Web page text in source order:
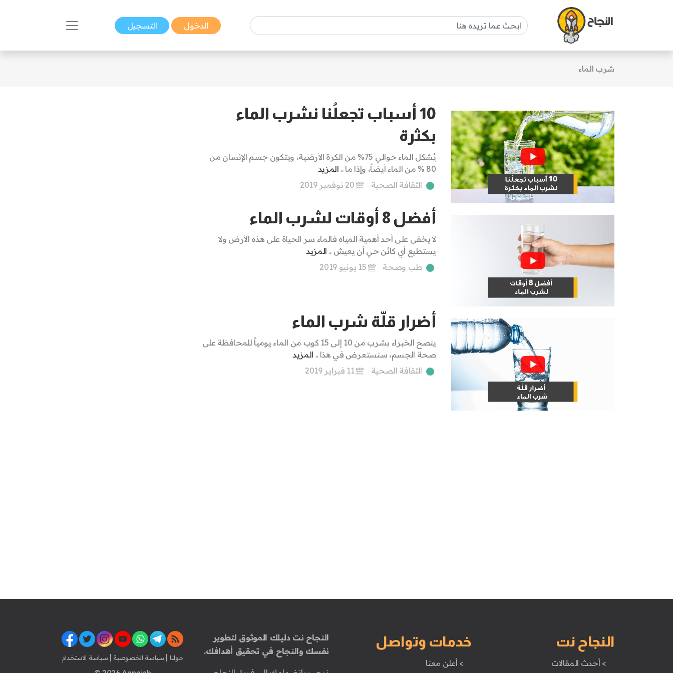
الدخول التسجيل
شرب الماء
10 أسباب تجعلُنا نشرب الماء
بكثرة
يُشكل الماء حوالي 75% من الكرة الأرضية، ويتكون جسم الإنسان من
80 % من الماء أيضاً، وإذا ما ..
المزيد
الثقافة الصحية
20 نوفمبر 2019
أفضل 8 أوقات لشرب الماء
لا يخفى على أحد أهمية المياه فالماء سر الحياة على هذه الأرض ولا
يستطيع أي كائن حي أن يعيش .. المزيد
طب وصحة
أضرار قلّة شرب الماء
ينصح الخبراء بشرب من 10 إلى 15 كوب من الماء يومياً للمحافظة على
صحة الجسم، سنستعرض في هذا .. المزيد
الثقافة الصحية
11 فبراير 2019
النجاح نت
> أحدث المقالات
خدمات وتواصل
> أعلن معنا
النجاح نت دليلك الموثوق لتطوير
نفسك والنجاح في تحقيق أهدافك.
حولنا | سياسة الخصوصية | سياسة الاستخدام